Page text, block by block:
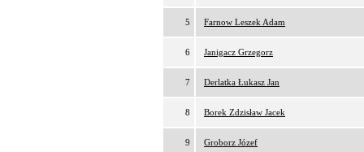
5 Farnow Leszek Adam
6 Janigacz Grzegorz
7 Derlatka Łukasz Jan
8 Borek Zdzisław Jacek
9 Groborz Józef